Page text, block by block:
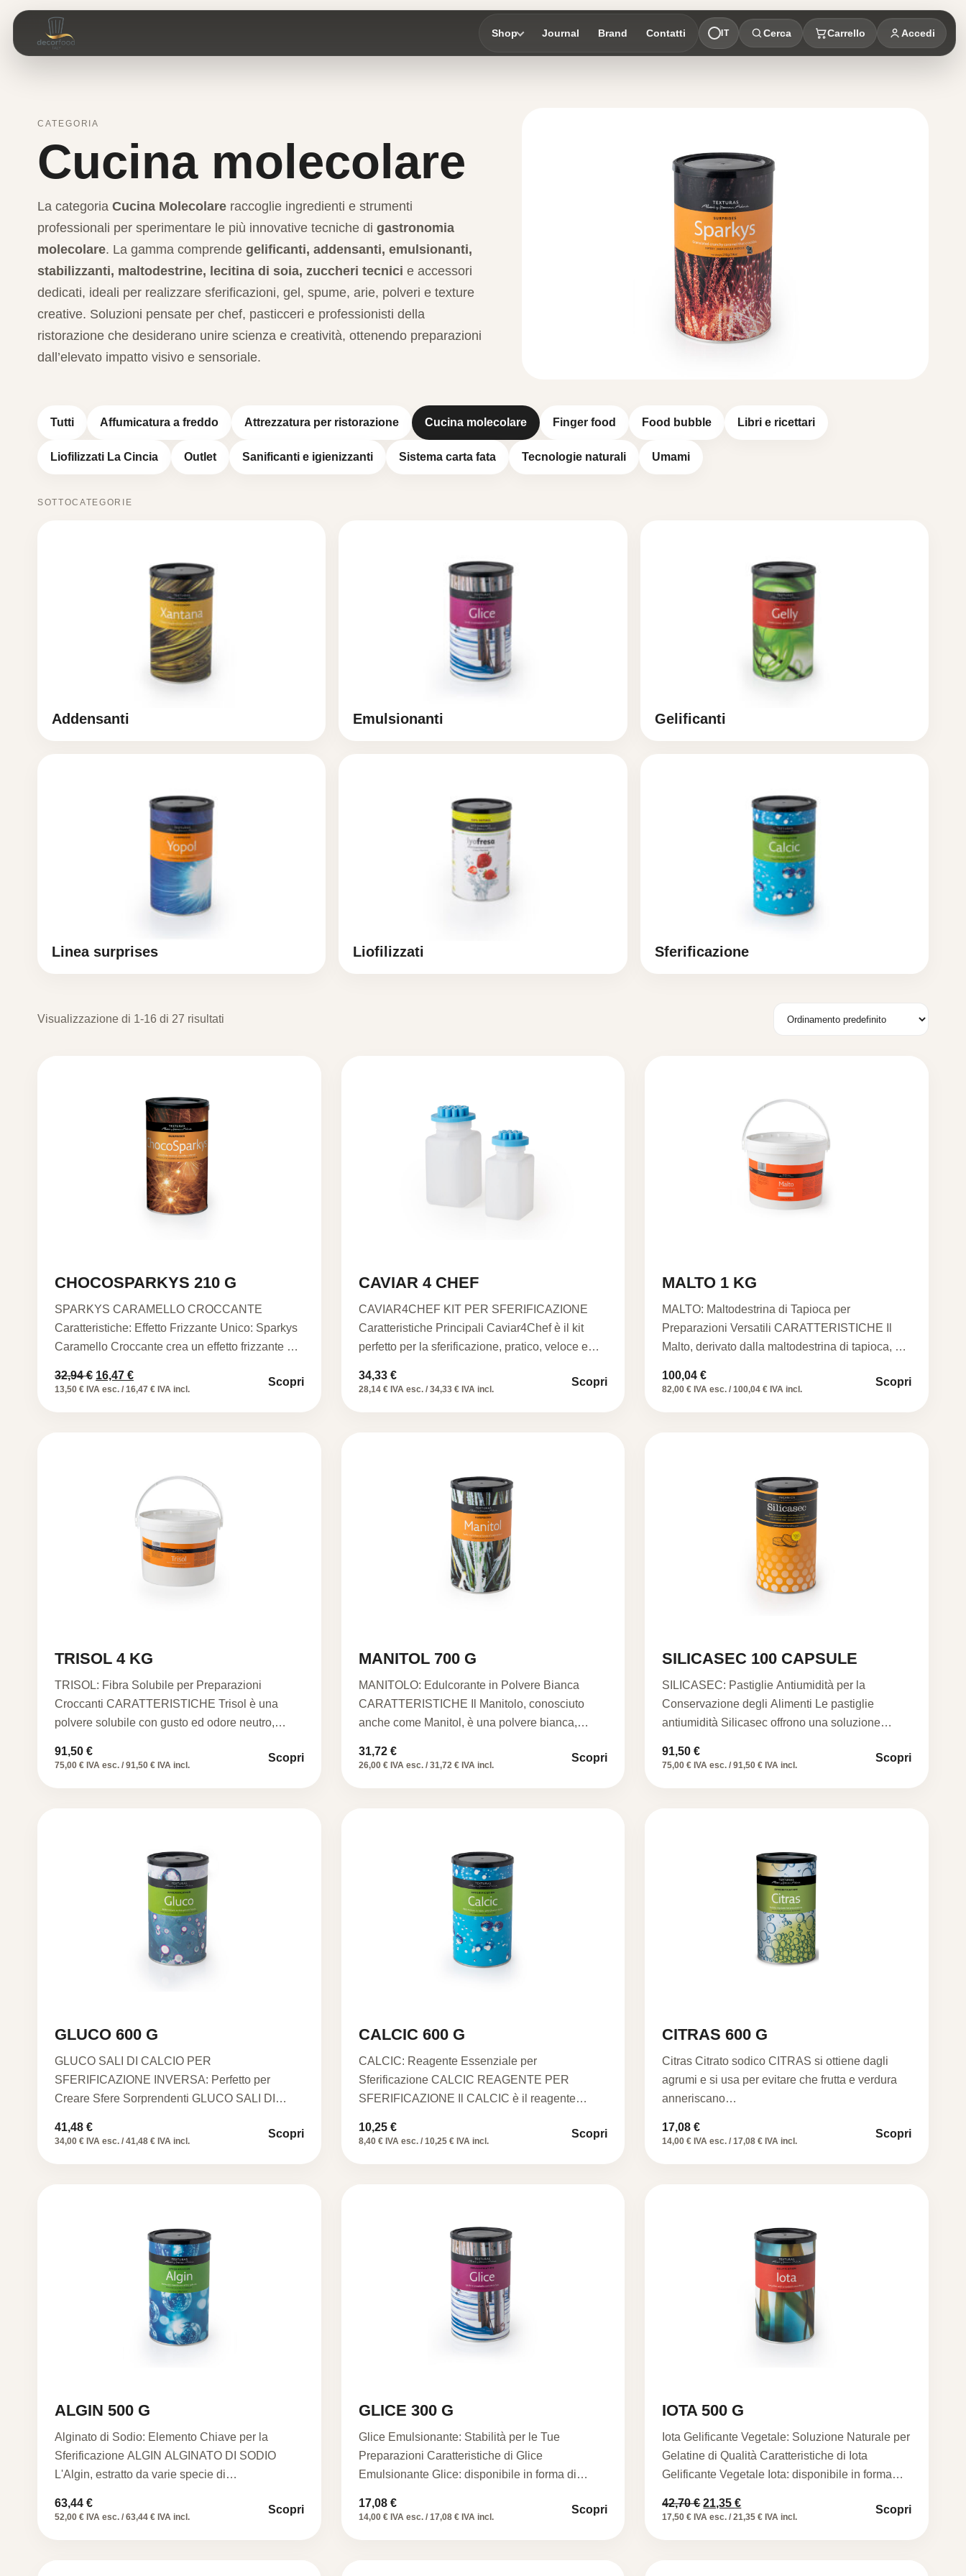
Shop Journal Brand Contatti IT Cerca Carrello Accedi
CATEGORIA
Cucina molecolare
La categoria Cucina Molecolare raccoglie ingredienti e strumenti
professionali per sperimentare le più innovative tecniche di gastronomia
molecolare. La gamma comprende gelificanti, addensanti, emulsionanti,
stabilizzanti, maltodestrine, lecitina di soia, zuccheri tecnici e accessori
dedicati, ideali per realizzare sferificazioni, gel, spume, arie, polveri e texture
creative. Soluzioni pensate per chef, pasticceri e professionisti della
ristorazione che desiderano unire scienza e creatività, ottenendo preparazioni
dall’elevato impatto visivo e sensoriale.
Tutti Affumicatura a freddo Attrezzatura per ristorazione Cucina molecolare Finger food Food bubble Libri e ricettari
Liofilizzati La Cincia Outlet Sanificanti e igienizzanti Sistema carta fata Tecnologie naturali Umami
SOTTOCATEGORIE
Addensanti Emulsionanti Gelificanti
Linea surprises Liofilizzati Sferificazione
Visualizzazione di 1-16 di 27 risultati
CHOCOSPARKYS 210 G
SPARKYS CARAMELLO CROCCANTE
Caratteristiche: Effetto Frizzante Unico: Sparkys
Caramello Croccante crea un effetto frizzante e
32,94€ Il
prezzo
era:
16,47 €Il
prezzo
è:
13,50 € IVA esc. / 16,47 € IVA incl.
Scopri
CAVIAR 4 CHEF
CAVIAR4CHEF KIT PER SFERIFICAZIONE
Caratteristiche Principali Caviar4Chef è il kit
perfetto per la sferificazione, pratico, veloce e
34,33 €
28,14 € IVA esc. / 34,33 € IVA incl.
Scopri
MALTO 1 KG
MALTO: Maltodestrina di Tapioca per
Preparazioni Versatili CARATTERISTICHE Il
Malto, derivato dalla maltodestrina di tapioca, è
100,04€
82,00 € IVA esc. / 100,04 € IVA incl.
Scopri
TRISOL 4 KG
TRISOL: Fibra Solubile per Preparazioni
Croccanti CARATTERISTICHE Trisol è una
polvere solubile con gusto ed odore neutro,
91,50 €
75,00 € IVA esc. / 91,50 € IVA incl.
Scopri
MANITOL 700 G
MANITOLO: Edulcorante in Polvere Bianca
CARATTERISTICHE Il Manitolo, conosciuto
anche come Manitol, è una polvere bianca,
31,72 €
26,00 € IVA esc. / 31,72 € IVA incl.
Scopri
SILICASEC 100 CAPSULE
SILICASEC: Pastiglie Antiumidità per la
Conservazione degli Alimenti Le pastiglie
antiumidità Silicasec offrono una soluzione
91,50€
75,00 € IVA esc. / 91,50 € IVA incl.
Scopri
GLUCO 600 G
GLUCO SALI DI CALCIO PER
SFERIFICAZIONE INVERSA: Perfetto per
Creare Sfere Sorprendenti GLUCO SALI DI
41,48 €
34,00 € IVA esc. / 41,48 € IVA incl.
Scopri
CALCIC 600 G
CALCIC: Reagente Essenziale per
Sferificazione CALCIC REAGENTE PER
SFERIFICAZIONE Il CALCIC è il reagente
10,25 €
8,40 € IVA esc. / 10,25 € IVA incl.
Scopri
CITRAS 600 G
Citras Citrato sodico CITRAS si ottiene dagli
agrumi e si usa per evitare che frutta e verdura
anneriscano…
17,08€
14,00 € IVA esc. / 17,08 € IVA incl.
Scopri
ALGIN 500 G
Alginato di Sodio: Elemento Chiave per la
Sferificazione ALGIN ALGINATO DI SODIO
L'Algin, estratto da varie specie di…
63,44 €
52,00 € IVA esc. / 63,44 € IVA incl.
Scopri
GLICE 300 G
Glice Emulsionante: Stabilità per le Tue
Preparazioni Caratteristiche di Glice
Emulsionante Glice: disponibile in forma di
17,08 €
14,00 € IVA esc. / 17,08 € IVA incl.
Scopri
IOTA 500 G
Iota Gelificante Vegetale: Soluzione Naturale per
Gelatine di Qualità Caratteristiche di Iota
Gelificante Vegetale Iota: disponibile in forma…
42,70€ Il
prezzo
era:
21,35€Il
prezzo
è:
17,50 € IVA esc. / 21,35 € IVA incl.
Scopri